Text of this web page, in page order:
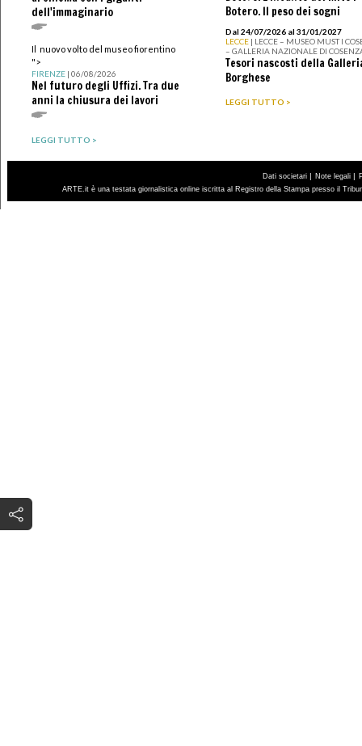
dell'immaginario
Il nuovo volto del museo fiorentino
">
FIRENZE| 06/08/2026
Nel futuro degli Uffizi. Tra due
anni la chiusura dei lavori
LEGGI TUTTO >
Botero. Il peso dei sogni
Dal 24/07/2026 al 31/01/2027
LECCE | LECCE – MUSEO MUST I
– GALLERIA NAZIONALE DI
Tesori nascosti della
Borghese
LEGGI TUTTO >
Dati societari | Note legali |
ARTE.it è una testata giornalistica online iscritta al Registro della Stampa presso il